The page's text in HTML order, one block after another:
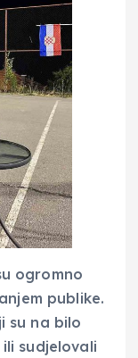
ogromno
publike.
su na bilo
sudjelovali